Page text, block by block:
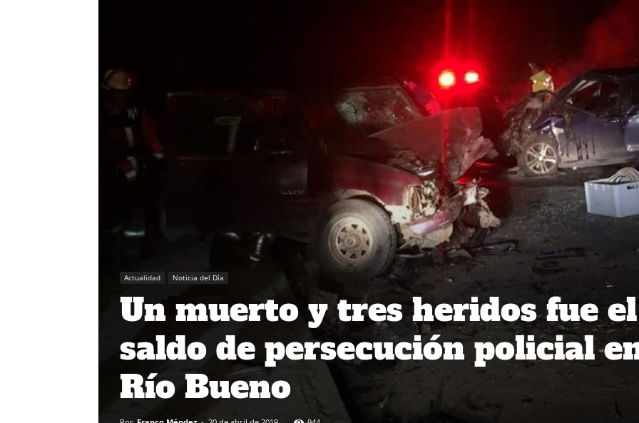
Actualidad Noticia del Día
Un muerto y tres heridos fue el
saldo de persecución policial
Río Bueno